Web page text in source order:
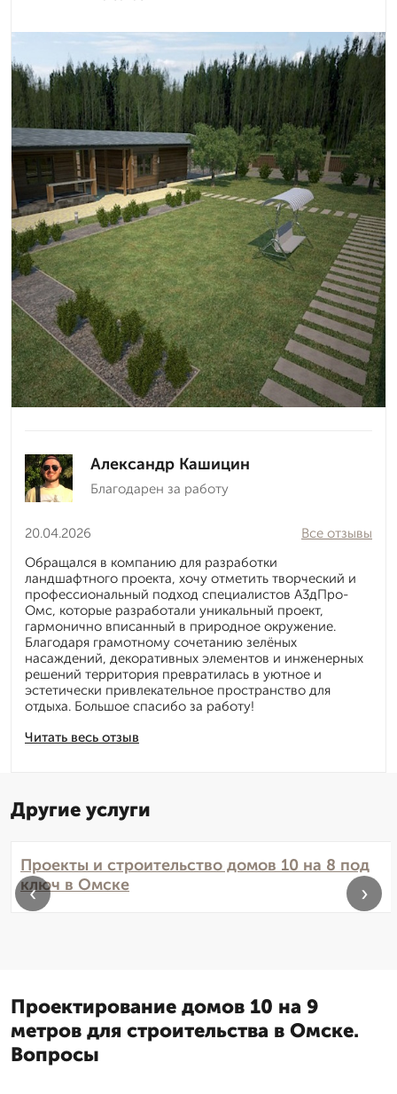
Александр Кашицин
Благодарен за работу
20.04.2026
Читать весь отзыв
Все отзывы
Обращался в компанию для разработки
ландшафтного проекта, хочу отметить творческий и
профессиональный подход специалистов А3дПро-
Омс, которые разработали уникальный проект,
гармонично вписанный в природное окружение.
Благодаря грамотному сочетанию зелёных
насаждений, декоративных элементов и инженерных
решений территория превратилась в уютное и
эстетически привлекательное пространство для
отдыха. Большое спасибо за работу!
Другие услуги
Проекты и строительство домов 10 на 8 под
ключ в Омске
‹ ›
Проектирование домов 10 на 9
метров для строительства в Омске.
Вопросы